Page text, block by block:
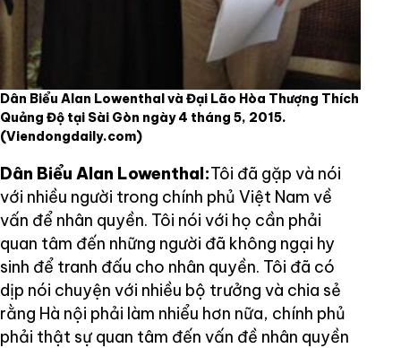
Dân Biểu Alan Lowenthal và Đại Lão Hòa Thượng Thích
Quảng Độ tại Sài Gòn ngày 4 tháng 5, 2015.
(Viendongdaily.com)
Dân Biểu Alan Lowenthal:Tôi đã gặp và nói
với nhiều người trong chính phủ Việt Nam về
vấn để nhân quyền. Tôi nói với họ cần phải
quan tâm đến những người đã không ngại hy
sinh để tranh đấu cho nhân quyền. Tôi đã có
dịp nói chuyện với nhiều bộ trưởng và chia sẻ
rằng Hà nội phải làm nhiểu hơn nữa, chính phủ
phải thật sự quan tâm đến vấn đề nhân quyền